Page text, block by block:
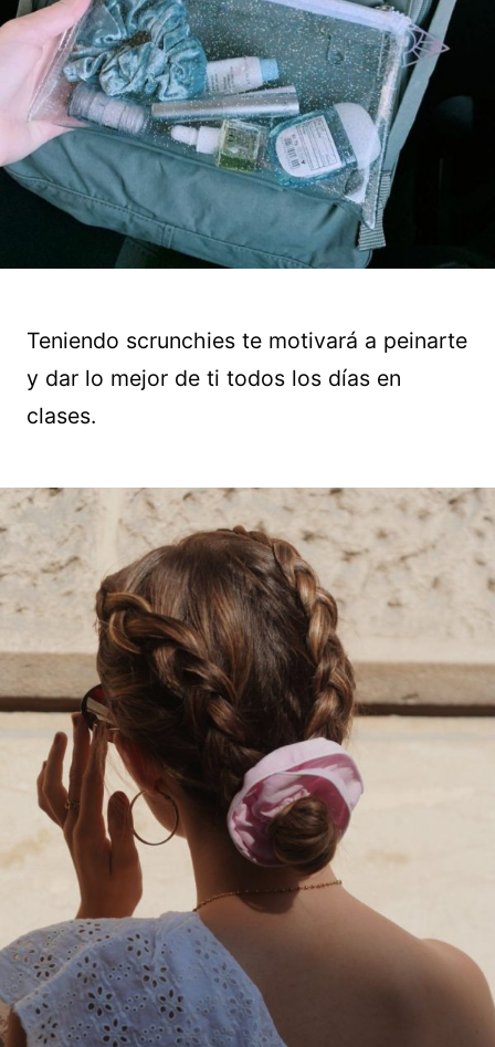
Teniendo scrunchies te motivará a peinarte
y dar lo mejor de ti todos los días en
clases.